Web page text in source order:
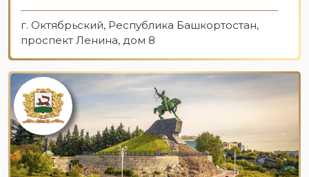
г. Октябрьский, Республика Башкортостан,
проспект Ленина, дом 8